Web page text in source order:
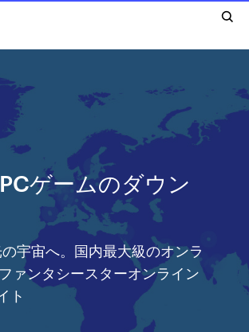
ゲームのダウン
宇宙へ。国内最大級のオンラ
ァンタシースターオンライン
ト